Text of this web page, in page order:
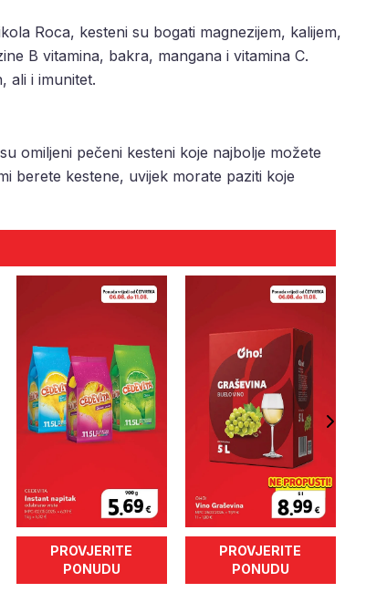
Roca, kesteni su bogati magnezijem, kalijem,
B vitamina, bakra, mangana i vitamina C.
ali i imunitet.
omiljeni pečeni kesteni koje najbolje možete
berete kestene, uvijek morate paziti koje
PROVJERITE
PONUDU
PROVJERITE
PONUDU